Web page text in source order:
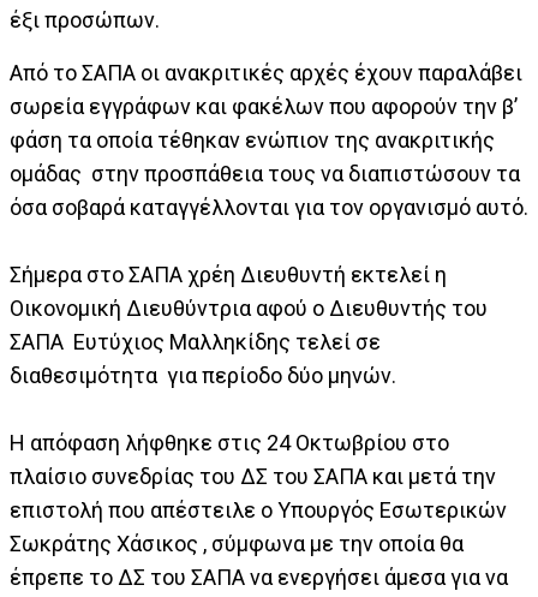
έξι προσώπων.
Από το ΣΑΠΑ οι ανακριτικές αρχές έχουν παραλάβει
σωρεία εγγράφων και φακέλων που αφορούν την β’
φάση τα οποία τέθηκαν ενώπιον της ανακριτικής
ομάδας στην προσπάθεια τους να διαπιστώσουν τα
όσα σοβαρά καταγγέλλονται για τον οργανισμό αυτό.
Σήμερα στο ΣΑΠΑ χρέη Διευθυντή εκτελεί η
Οικονομική Διευθύντρια αφού ο Διευθυντής του
ΣΑΠΑ Ευτύχιος Μαλληκίδης τελεί σε
διαθεσιμότητα για περίοδο δύο μηνών.
Η απόφαση λήφθηκε στις 24 Οκτωβρίου στο
πλαίσιο συνεδρίας του ΔΣ του ΣΑΠΑ και μετά την
επιστολή που απέστειλε ο Υπουργός Εσωτερικών
Σωκράτης Χάσικος , σύμφωνα με την οποία θα
έπρεπε το ΔΣ του ΣΑΠΑ να ενεργήσει άμεσα για να